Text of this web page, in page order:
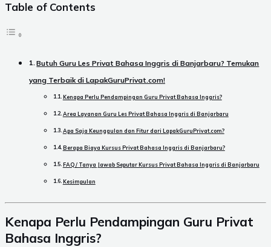
Table of Contents
Butuh Guru Les Privat Bahasa Inggris di Banjarbaru? Temukan
yang Terbaik di LapakGuruPrivat.com!
Kenapa Perlu Pendampingan Guru Privat Bahasa Inggris?
Area Layanan Guru Les Privat Bahasa Inggris di Banjarbaru
Apa Saja Keunggulan dan Fitur dari LapakGuruPrivat.com?
Berapa Biaya Kursus Privat Bahasa Inggris di Banjarbaru?
FAQ / Tanya Jawab Seputar Kursus Privat Bahasa Inggris di Banjarbaru
Kesimpulan
Kenapa Perlu Pendampingan Guru Privat
Bahasa Inggris?